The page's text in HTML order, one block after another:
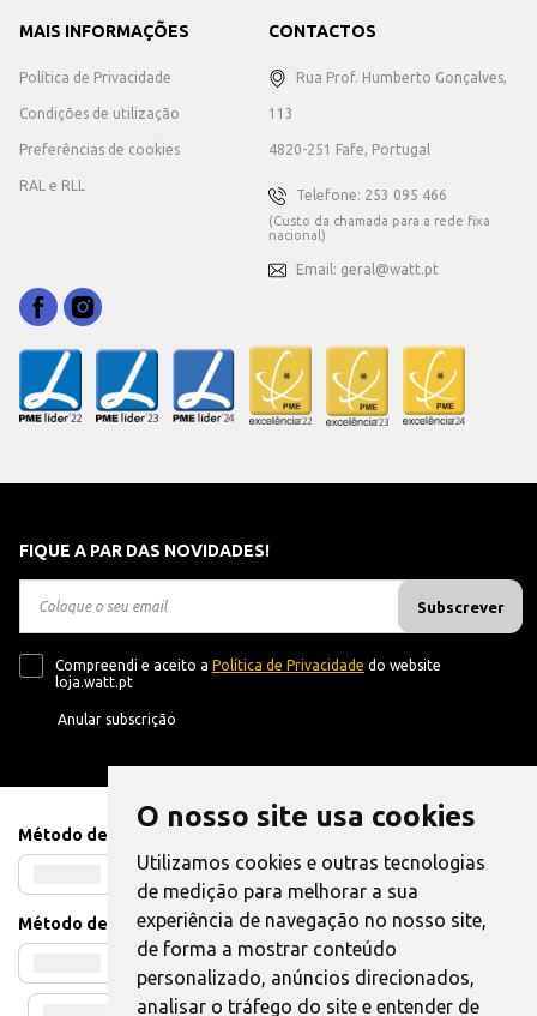
O nosso site usa cookies
Utilizamos cookies e outras tecnologias
de medição para melhorar a sua
experiência de navegação no nosso site,
de forma a mostrar conteúdo
personalizado, anúncios direcionados,
analisar o tráfego do site e entender de
MAIS INFORMAÇÕES
Política de Privacidade
Condições de utilização
Preferências de cookies
RAL e RLL
CONTACTOS
Rua Prof. Humberto Gonçalves,
113
4820-251 Fafe, Portugal
Telefone: 253 095 466
(Custo da chamada para a rede fixa
nacional)
Email: geral@watt.pt
FIQUE A PAR DAS NOVIDADES!
Subscrever
Compreendi e aceito a Política de Privacidade do website
loja.watt.pt
Anular subscrição
Método de Pagamento
Método de Envio